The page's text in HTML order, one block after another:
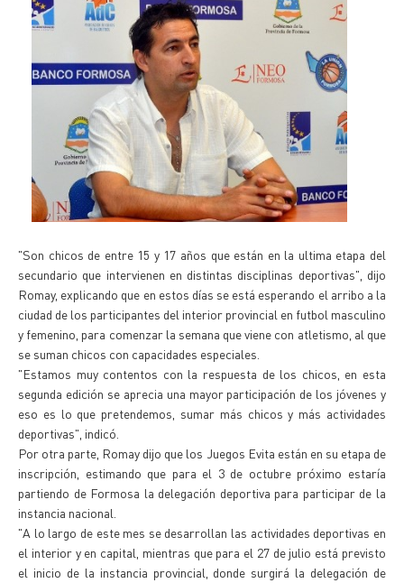
"Son chicos de entre 15 y 17 años que están en la ultima etapa del
secundario que intervienen en distintas disciplinas deportivas", dijo
Romay, explicando que en estos días se está esperando el arribo a la
ciudad de los participantes del interior provincial en futbol masculino
y femenino, para comenzar la semana que viene con atletismo, al que
se suman chicos con capacidades especiales.
"Estamos muy contentos con la respuesta de los chicos, en esta
segunda edición se aprecia una mayor participación de los jóvenes y
eso es lo que pretendemos, sumar más chicos y más actividades
deportivas", indicó.
Por otra parte, Romay dijo que los Juegos Evita están en su etapa de
inscripción, estimando que para el 3 de octubre próximo estaría
partiendo de Formosa la delegación deportiva para participar de la
instancia nacional.
"A lo largo de este mes se desarrollan las actividades deportivas en
el interior y en capital, mientras que para el 27 de julio está previsto
el inicio de la instancia provincial, donde surgirá la delegación de